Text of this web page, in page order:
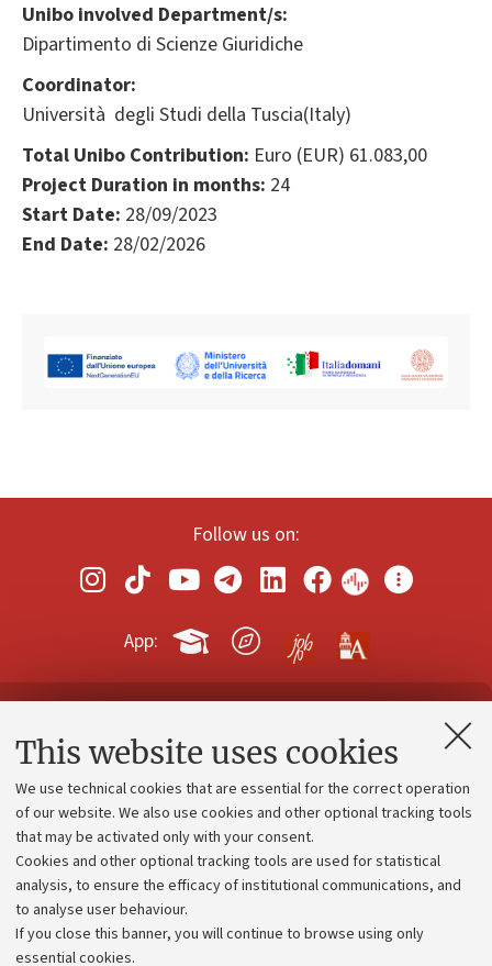
This website uses cookies
We use technical cookies that are essential for the correct operation
of our website. We also use cookies and other optional tracking tools
that may be activated only with your consent.
Cookies and other optional tracking tools are used for statistical
analysis, to ensure the efficacy of institutional communications, and
to analyse user behaviour.
If you close this banner, you will continue to browse using only
essential cookies.
Unibo involved Department/s:
Dipartimento di Scienze Giuridiche
Coordinator:
Università degli Studi della Tuscia(Italy)
Total Unibo Contribution: Euro (EUR) 61.083,00
Project Duration in months: 24
Start Date: 28/09/2023
End Date: 28/02/2026
Follow us on:
App:
Contacts and certified e-mail (PEC)
Administrative divisions
Work with us
Alumni community
Strategic plan
University budgets